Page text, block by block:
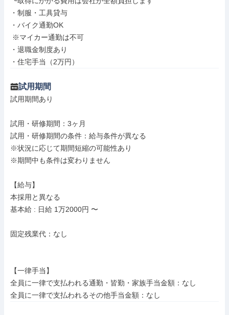
・制服・工具貸与
・バイク通勤OK
・退職金制度あり
・住宅手当（2万円）
試用期間
試用期間あり
試用・研修期間：3ヶ月
試用・研修期間の条件：給与条件が異なる
※状況に応じて期間短縮の可能性あり
※期間中も条件は変わりません
【給与】
本採用と異なる
基本給 : 日給 1万2000円 〜
固定残業代：なし
【一律手当】
全員に一律で支払われる通勤・皆勤・家族手当金額：なし